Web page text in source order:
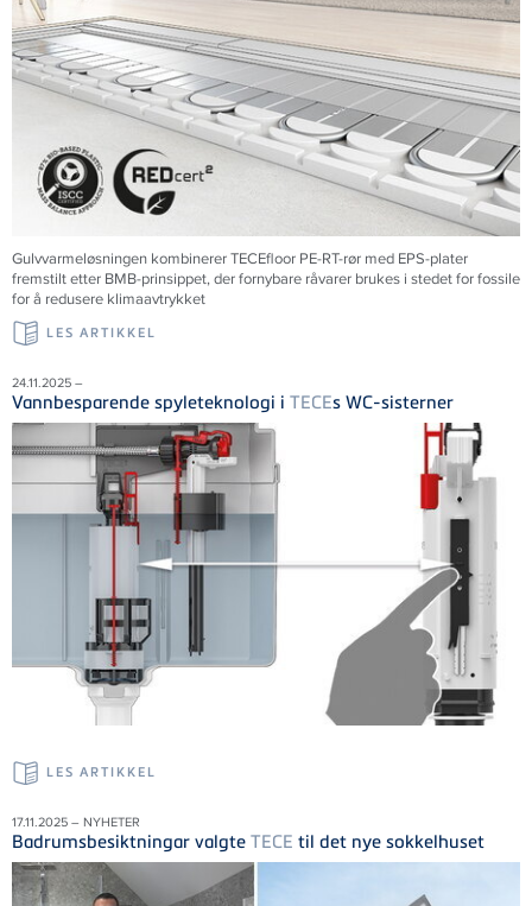
Gulvvarmeløsningen kombinerer TECEfloor PE-RT-rør med EPS-plater
fremstilt etter BMB-prinsippet, der fornybare råvarer brukes i stedet for fossile
for å redusere klimaavtrykket
LES ARTIKKEL
24.11.2025 –
Vannbesparende spyleteknologi i TECEs WC-sisterner
LES ARTIKKEL
17.11.2025 – NYHETER
Badrumsbesiktningar valgte TECE til det nye sokkelhuset